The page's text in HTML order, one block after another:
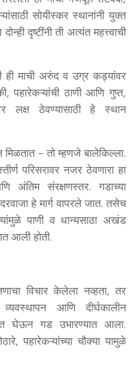
सोयीस्कर स्थानांनी युक्त
दृष्टींनी ती अत्यंत महत्त्वाची
माची अरुंद व उग्र कड्यांवर
पहारेकऱ्यांची ठाणी आणि गुप्त,
लक्ष ठेवण्यासाठी हे स्थान
मिळतात – तो म्हणजे बालेकिल्ला.
परिसरावर नजर ठेवणारा हा
अंतिम संरक्षणस्तर. गडाच्या
हे मार्ग वापरले जात. तसेच
पाणी व धान्यसाठा अखंड
आली होती.
विचार केलेला नव्हता, तर
आणि दीर्घकालीन
घेऊन गड उभारण्यात आला.
पहारेकऱ्यांच्या चौक्या यामुळे